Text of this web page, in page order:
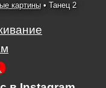
картины• Танец 2